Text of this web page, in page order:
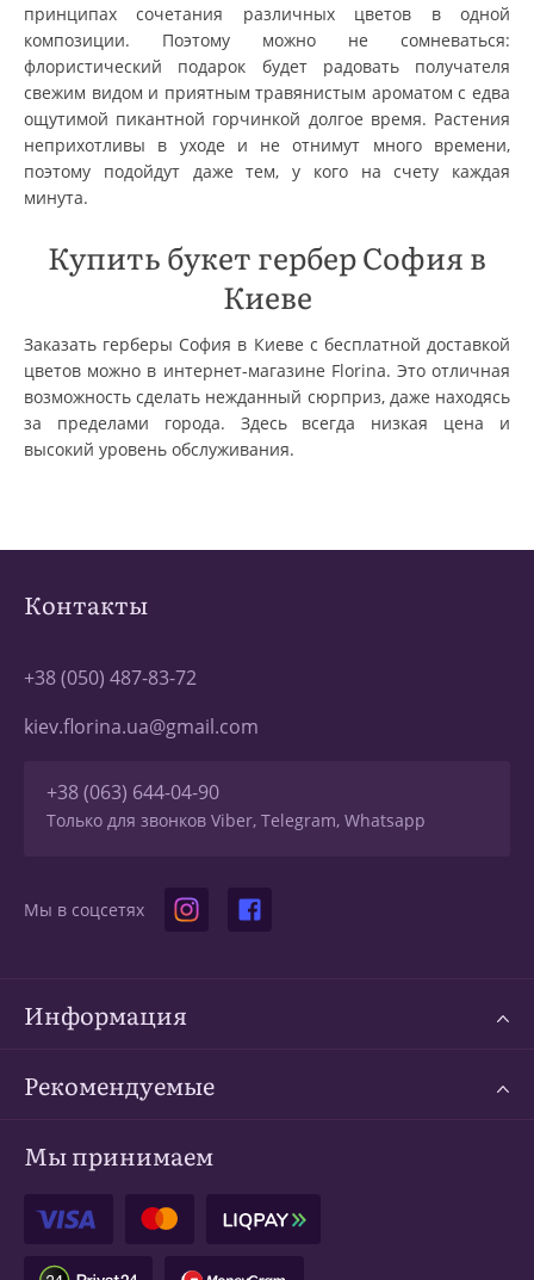
принципах сочетания различных цветов в одной
композиции. Поэтому можно не сомневаться:
флористический подарок будет радовать получателя
свежим видом и приятным травянистым ароматом с едва
ощутимой пикантной горчинкой долгое время. Растения
неприхотливы в уходе и не отнимут много времени,
поэтому подойдут даже тем, у кого на счету каждая
минута.
Купить букет гербер София в
Киеве
Заказать герберы София в Киеве с бесплатной доставкой
цветов можно в интернет-магазине Florina. Это отличная
возможность сделать нежданный сюрприз, даже находясь
за пределами города. Здесь всегда низкая цена и
высокий уровень обслуживания.
Контакты
+38 (050) 487-83-72
kiev.florina.ua@gmail.com
+38 (063) 644-04-90
Только для звонков Viber, Telegram, Whatsapp
Мы в соцсетях
Информация
Рекомендуемые
Мы принимаем